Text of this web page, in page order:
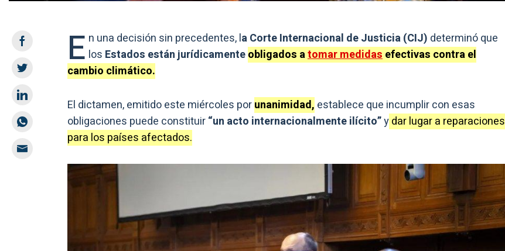
E n una decisión sin precedentes, la Corte Internacional de Justicia (CIJ) determinó que
los Estados están jurídicamenteobligados atomar medidasefectivas contra el
cambio climático.
El dictamen, emitido este miércoles porunanimidad, establece que incumplir con esas
obligaciones puede constituir“un acto internacionalmente ilícito”ydar lugar a reparaciones
para los países afectados.